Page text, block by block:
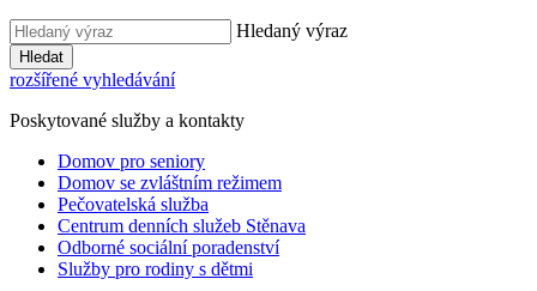
Hledaný výraz
Hledat
rozšířené vyhledávání
Poskytované služby a kontakty
Domov pro seniory
Domov se zvláštním režimem
Pečovatelská služba
Centrum denních služeb Stěnava
Odborné sociální poradenství
Služby pro rodiny s dětmi